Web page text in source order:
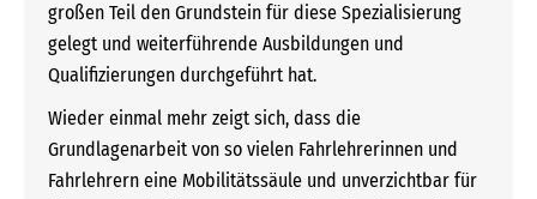
großen Teil den Grundstein für diese Spezialisierung
gelegt und weiterführende Ausbildungen und
Qualifizierungen durchgeführt hat.
Wieder einmal mehr zeigt sich, dass die
Grundlagenarbeit von so vielen Fahrlehrerinnen und
Fahrlehrern eine Mobilitätssäule und unverzichtbar für